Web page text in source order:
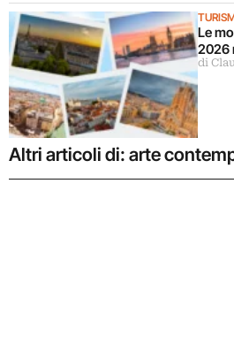
Le
2026
di
Altri articoli di: arte